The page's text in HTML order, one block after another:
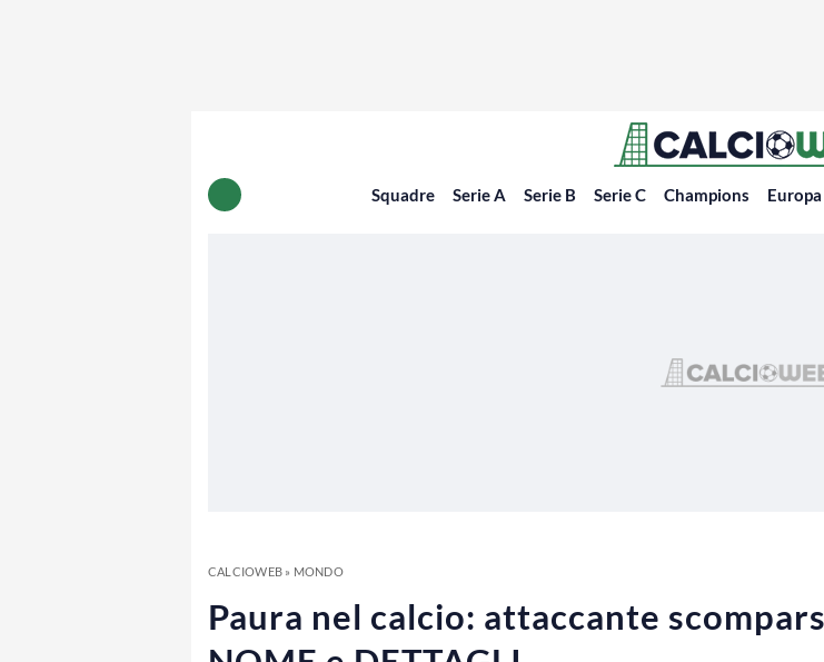
Squadre Serie A Serie B Serie C Champions
CALCIOWEB» MONDO
Paura nel calcio: attaccante